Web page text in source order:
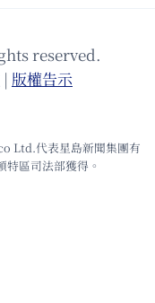
reserved.
| 版權告⽰
Ltd.代表星島新聞集團有
區司法部獲得。